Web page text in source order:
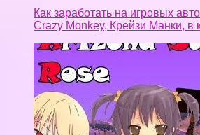
Как заработать на игровых
Crazy Monkey, Крейзи Манки, в